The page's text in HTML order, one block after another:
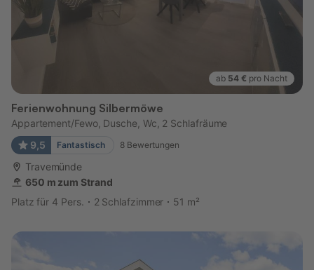
ab 54 € pro Nacht
Ferienwohnung Silbermöwe
Appartement/Fewo, Dusche, Wc, 2 Schlafräume
9,5
Fantastisch 8 Bewertungen
Travemünde
650 m zum Strand
Platz für 4 Pers.
2 Schlafzimmer 51 m²